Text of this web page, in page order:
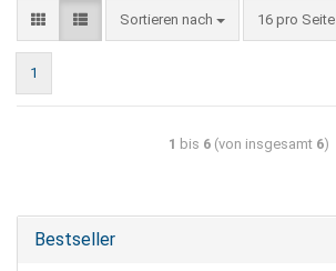
Sortieren nach 16 pro Seite
1
1 bis 6(von insgesamt 6)
Bestseller